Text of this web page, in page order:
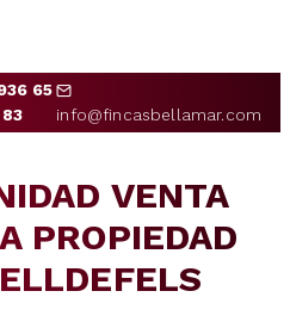
65
info@fincasbellamar.com
VENTA
PROPIEDAD